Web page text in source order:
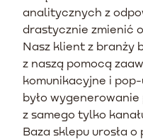
analitycznych z
drastycznie zmienić
Nasz klient z branży
z naszą pomocą
komunikacyjne i
było wygenerowanie
z samego tylko
Baza sklepu urosła